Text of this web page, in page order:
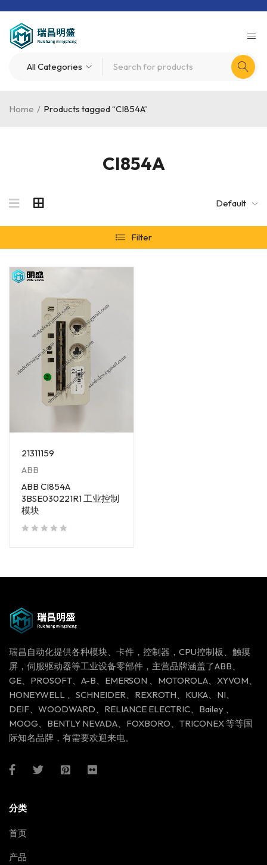
CI854A
Home / Products tagged “CI854A”
Default
Filter
21311159
ABB
ABB CI854A
3BSE030221R1 工业控制
模块
瑞昌自动化提供各种模块、卡件，控制器，CPU控制板、触摸
屏，伺服驱动器等工业设备零部件，主营品牌涵盖了ABB、
GE、PROSOFT、A-B、EMERSON 、MOTOROLA、XYVOM、
HONEYWELL 、SCHNEIDER、REXROTH、KUKA、NI、
DEIF、WOODWARD、RELIANCE ELECTRIC、Bailey 、
MOOG、BENTLY NEVADA、FOXBORO、TRICONEX 等等国
际知名品牌，有需要欢迎来电。
分类
首页
产品